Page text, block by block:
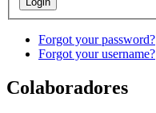
Forgot your password?
Forgot your username?
Colaboradores